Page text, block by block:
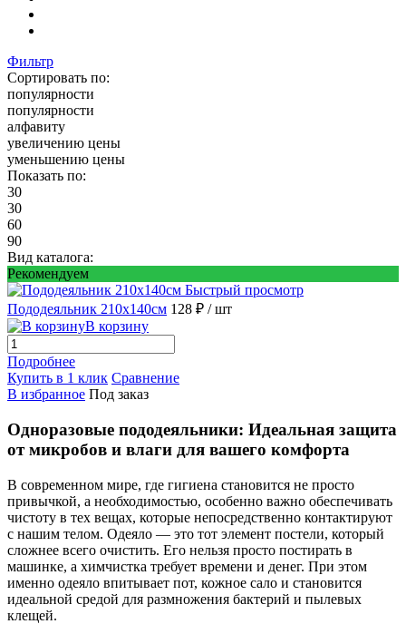
Фильтр
Сортировать по:
популярности
популярности
алфавиту
увеличению цены
уменьшению цены
Показать по:
30
30
60
90
Вид каталога:
Рекомендуем
Быстрый просмотр
Пододеяльник 210х140см 128 ₽ / шт
В корзину
Подробнее
Купить в 1 клик Сравнение
В избранное Под заказ
Одноразовые пододеяльники: Идеальная защита
от микробов и влаги для вашего комфорта
В современном мире, где гигиена становится не просто
привычкой, а необходимостью, особенно важно обеспечивать
чистоту в тех вещах, которые непосредственно контактируют
с нашим телом. Одеяло — это тот элемент постели, который
сложнее всего очистить. Его нельзя просто постирать в
машинке, а химчистка требует времени и денег. При этом
именно одеяло впитывает пот, кожное сало и становится
идеальной средой для размножения бактерий и пылевых
клещей.